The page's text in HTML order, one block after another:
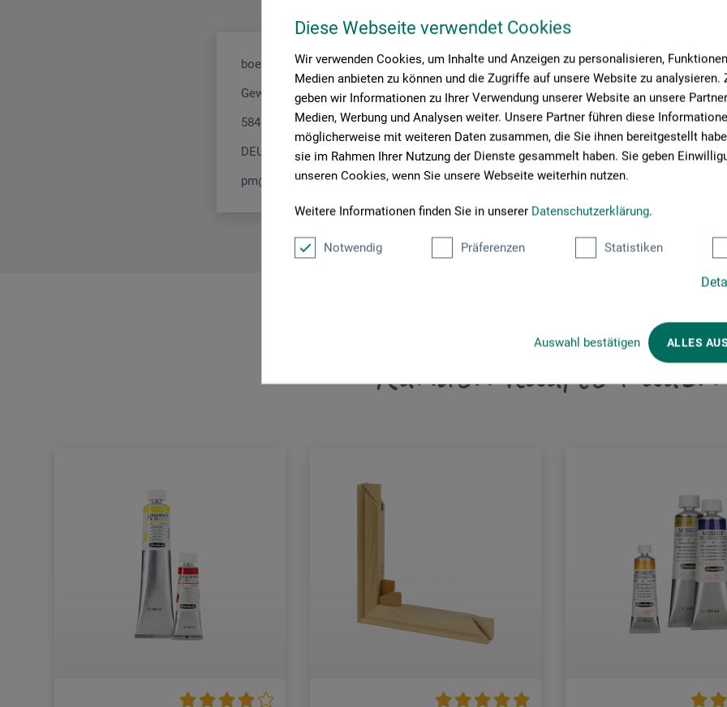
Diese Webseite verwendet Cookies
Wir verwenden Cookies, um Inhalte und Anzeigen zu personalisieren,
Medien anbieten zu können und die Zugriffe auf unsere Website zu analysieren.
geben wir Informationen zu Ihrer Verwendung unserer Website an unsere
Medien, Werbung und Analysen weiter. Unsere Partner führen diese
möglicherweise mit weiteren Daten zusammen, die Sie ihnen bereitgestellt
sie im Rahmen Ihrer Nutzung der Dienste gesammelt haben. Sie geben
unseren Cookies, wenn Sie unsere Webseite weiterhin nutzen.
Weitere Informationen finden Sie in unserer Datenschutzerklärung.
Notwendig Präferenzen Statistiken
Auswahl bestätigen ALLES
boesner GmbH holding + innovations
Gewerkenstr. 2
58456 Witten
DEUTSCHLAND
pm@boesner.com
Kunden kauften auch